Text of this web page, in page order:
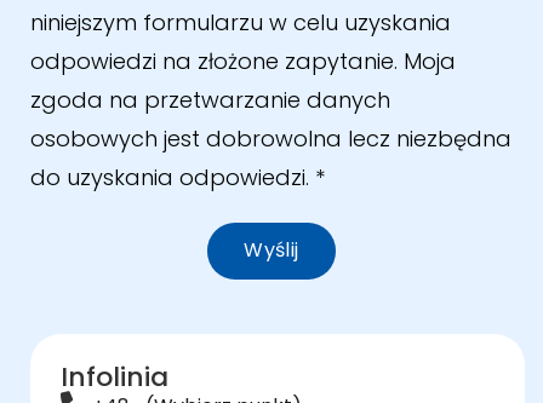
niniejszym formularzu w celu uzyskania
odpowiedzi na złożone zapytanie. Moja
zgoda na przetwarzanie danych
osobowych jest dobrowolna lecz niezbędna
do uzyskania odpowiedzi. *
Wyślij
Infolinia